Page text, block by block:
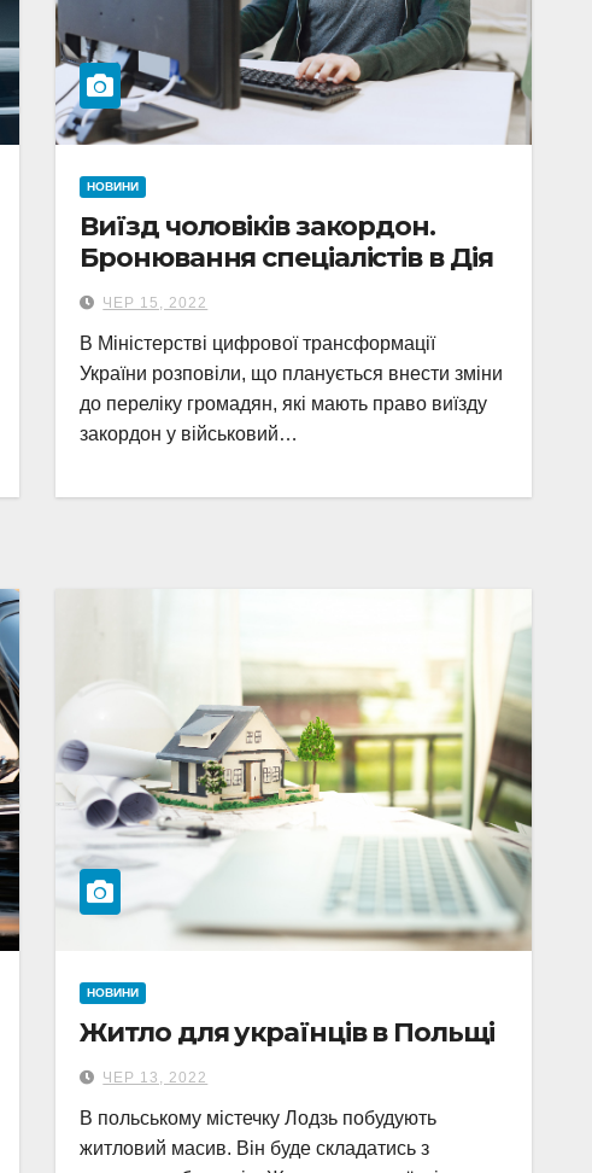
НОВИНИ
Виїзд чоловіків закордон.
Бронювання спеціалістів в Дія
ЧЕР 15, 2022
В Міністерстві цифрової трансформації
України розповіли, що планується внести зміни
до переліку громадян, які мають право виїзду
закордон у військовий…
НОВИНИ
Житло для українців в Польщі
ЧЕР 13, 2022
В польському містечку Лодзь побудують
житловий масив. Він буде складатись з